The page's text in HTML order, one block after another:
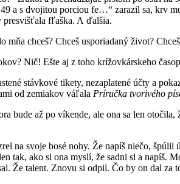
a s dvojitou porciou fe…“ zarazil sa, krv
fľaška. A ďalšia.
chceš? Chceš usporiadaný život?
Nič! Ešte aj z toho krížovkárskeho
stávkové tikety, nezaplatené účty a
od zemiakov váľala Príručka tvorivého pí
bude až po víkende, ale ona sa len
na svoje bosé nohy. Že napíš niečo,
tak, ako si ona myslí, že sadni si a napíš.
Že talent. Znovu si odpil. Čo by on dal za